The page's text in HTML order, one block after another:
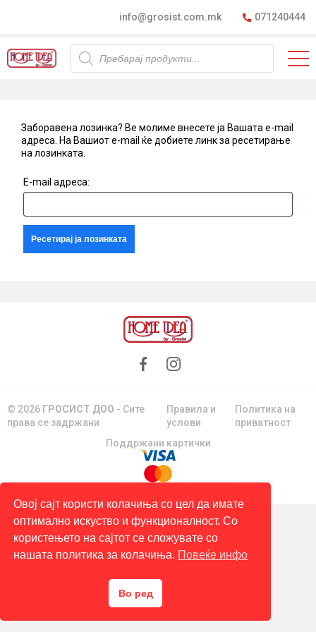
info@grosist.com.mk 071240444
Products
search
Заборавена лозинка? Ве молиме внесете ја Вашата e-mail
адреса. На Вашиот e-mail ќе добиете линк за ресетирање
на лозинката.
E-mail адреса:
Ресетирај ја лозинката
© 2026 ГРОСИСТ ДОО - Сите
права се задржани
Правила и
услови
Политика на
приватност
Поддржани картички
Овој сајт користи колачиња со цел да имате
оптимално искуство и функционалност. Со
користењето на сајтот се сложувате со
нашата политика за колачиња. Повеќе инфо
Во ред